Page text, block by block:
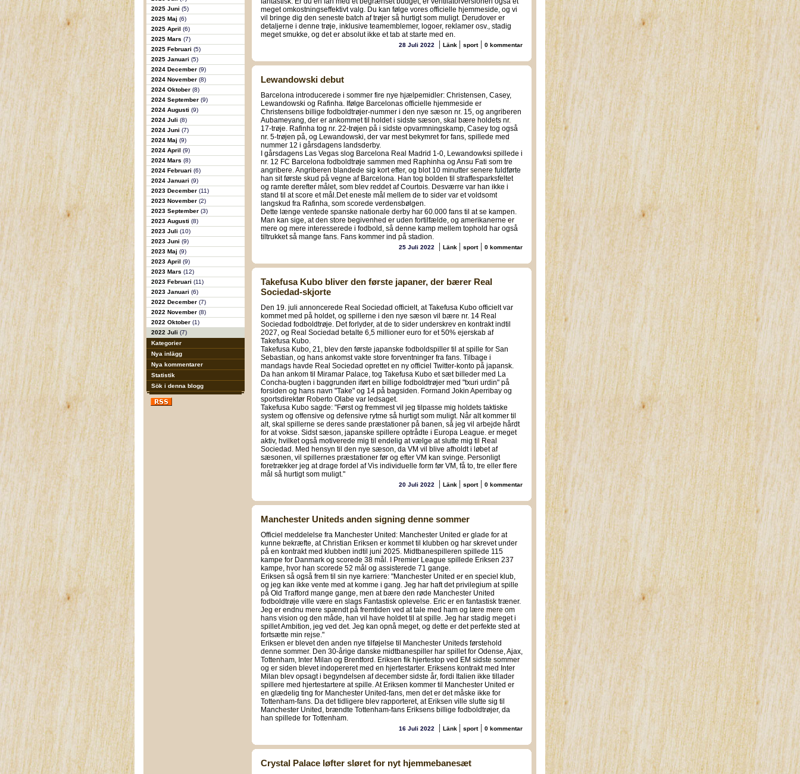
2025 Juni (5)
2025 Maj (6)
2025 April (6)
2025 Mars (7)
2025 Februari (5)
2025 Januari (5)
2024 December (9)
2024 November (8)
2024 Oktober (8)
2024 September (9)
2024 Augusti (9)
2024 Juli (8)
2024 Juni (7)
2024 Maj (9)
2024 April (9)
2024 Mars (8)
2024 Februari (6)
2024 Januari (9)
2023 December (11)
2023 November (2)
2023 September (3)
2023 Augusti (8)
2023 Juli (10)
2023 Juni (9)
2023 Maj (9)
2023 April (9)
2023 Mars (12)
2023 Februari (11)
2023 Januari (6)
2022 December (7)
2022 November (8)
2022 Oktober (1)
2022 Juli (7)
Kategorier
Nya inlägg
Nya kommentarer
Statistik
Sök i denna blogg
meget omkostningseffektivt valg. Du kan følge vores officielle hjemmeside, og vi
vil bringe dig den seneste batch af trøjer så hurtigt som muligt. Derudover er
detaljerne i denne trøje, inklusive teamemblemer, logoer, reklamer osv., stadig
meget smukke, og det er absolut ikke et tab at starte med en.
28 Juli 2022 | Länk | sport| 0 kommentar
Lewandowski debut
Barcelona introducerede i sommer fire nye hjælpemidler: Christensen, Casey,
Lewandowski og Rafinha. Ifølge Barcelonas officielle hjemmeside er
Christensens billige fodboldtrøjer-nummer i den nye sæson nr. 15, og angriberen
Aubameyang, der er ankommet til holdet i sidste sæson, skal bære holdets nr.
17-trøje. Rafinha tog nr. 22-trøjen på i sidste opvarmningskamp, Casey tog også
nr. 5-trøjen på, og Lewandowski, der var mest bekymret for fans, spillede med
nummer 12 i gårsdagens landsderby.
I gårsdagens Las Vegas slog Barcelona Real Madrid 1-0, Lewandowksi spillede i
nr. 12 FC Barcelona fodboldtrøje sammen med Raphinha og Ansu Fati som tre
angribere. Angriberen blandede sig kort efter, og blot 10 minutter senere fuldførte
han sit første skud på vegne af Barcelona. Han tog bolden til straffesparksfeltet
og ramte derefter målet, som blev reddet af Courtois. Desværre var han ikke i
stand til at score et mål.Det eneste mål mellem de to sider var et voldsomt
langskud fra Rafinha, som scorede verdensbølgen.
Dette længe ventede spanske nationale derby har 60.000 fans til at se kampen.
Man kan sige, at den store begivenhed er uden fortilfælde, og amerikanerne er
mere og mere interesserede i fodbold, så denne kamp mellem tophold har også
tiltrukket så mange fans. Fans kommer ind på stadion.
25 Juli 2022 | Länk | sport| 0 kommentar
Takefusa Kubo bliver den første japaner, der bærer Real
Sociedad-skjorte
Den 19. juli annoncerede Real Sociedad officielt, at Takefusa Kubo officielt var
kommet med på holdet, og spillerne i den nye sæson vil bære nr. 14 Real
Sociedad fodboldtrøje. Det forlyder, at de to sider underskrev en kontrakt indtil
2027, og Real Sociedad betalte 6,5 millioner euro for et 50% ejerskab af
Takefusa Kubo.
Takefusa Kubo, 21, blev den første japanske fodboldspiller til at spille for San
Sebastian, og hans ankomst vakte store forventninger fra fans. Tilbage i
mandags havde Real Sociedad oprettet en ny officiel Twitter-konto på japansk.
Da han ankom til Miramar Palace, tog Takefusa Kubo et sæt billeder med La
Concha-bugten i baggrunden iført en billige fodboldtrøjer med "txuri urdin" på
forsiden og hans navn "Take" og 14 på bagsiden. Formand Jokin Aperribay og
sportsdirektør Roberto Olabe var ledsaget.
Takefusa Kubo sagde: "Først og fremmest vil jeg tilpasse mig holdets taktiske
system og offensive og defensive rytme så hurtigt som muligt. Når alt kommer til
alt, skal spillerne se deres sande præstationer på banen, så jeg vil arbejde hårdt
for at vokse. Sidst sæson, japanske spillere optrådte i Europa League. er meget
aktiv, hvilket også motiverede mig til endelig at vælge at slutte mig til Real
Sociedad. Med hensyn til den nye sæson, da VM vil blive afholdt i løbet af
sæsonen, vil spillernes præstationer før og efter VM kan svinge. Personligt
foretrækker jeg at drage fordel af Vis individuelle form før VM, få to, tre eller flere
mål så hurtigt som muligt."
20 Juli 2022 | Länk | sport| 0 kommentar
Manchester Uniteds anden signing denne sommer
Officiel meddelelse fra Manchester United: Manchester United er glade for at
kunne bekræfte, at Christian Eriksen er kommet til klubben og har skrevet under
på en kontrakt med klubben indtil juni 2025. Midtbanespilleren spillede 115
kampe for Danmark og scorede 38 mål. I Premier League spillede Eriksen 237
kampe, hvor han scorede 52 mål og assisterede 71 gange.
Eriksen så også frem til sin nye karriere: "Manchester United er en speciel klub,
og jeg kan ikke vente med at komme i gang. Jeg har haft det privilegium at spille
på Old Trafford mange gange, men at bære den røde Manchester United
fodboldtrøje ville være en slags Fantastisk oplevelse. Eric er en fantastisk træner.
Jeg er endnu mere spændt på fremtiden ved at tale med ham og lære mere om
hans vision og den måde, han vil have holdet til at spille. Jeg har stadig meget i
spillet Ambition, jeg ved det. Jeg kan opnå meget, og dette er det perfekte sted at
fortsætte min rejse."
Eriksen er blevet den anden nye tilføjelse til Manchester Uniteds førstehold
denne sommer. Den 30-årige danske midtbanespiller har spillet for Odense, Ajax,
Tottenham, Inter Milan og Brentford. Eriksen fik hjertestop ved EM sidste sommer
og er siden blevet indopereret med en hjertestarter. Eriksens kontrakt med Inter
Milan blev opsagt i begyndelsen af december sidste år, fordi Italien ikke tillader
spillere med hjertestartere at spille. At Eriksen kommer til Manchester United er
en glædelig ting for Manchester United-fans, men det er det måske ikke for
Tottenham-fans. Da det tidligere blev rapporteret, at Eriksen ville slutte sig til
Manchester United, brændte Tottenham-fans Eriksens billige fodboldtrøjer, da
han spillede for Tottenham.
16 Juli 2022 | Länk | sport| 0 kommentar
Crystal Palace løfter sløret for nyt hjemmebanesæt